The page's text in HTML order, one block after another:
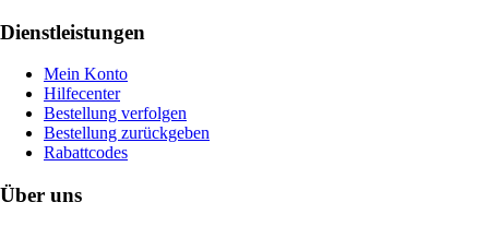
Dienstleistungen
Mein Konto
Hilfecenter
Bestellung verfolgen
Bestellung zurückgeben
Rabattcodes
Über uns